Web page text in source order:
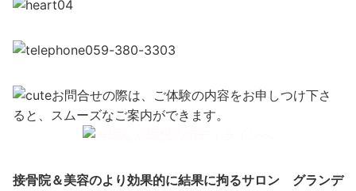
059-380-3303
お問合せの際は、ご体験の内容をお申しつけ下さ
ると、スムーズなご案内ができます。
接骨院＆美容のより効果的に結果に拘るサロン グランデ